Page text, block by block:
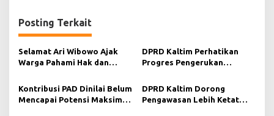
a
s
i
p
o
s
Posting Terkait
Selamat Ari Wibowo Ajak
Warga Pahami Hak dan
DPRD Kaltim Perhatikan
Progres Pengerukan
Kemenhub Memegang
Sebagian Besar Kewenangan
Kontribusi PAD Dinilai Belum
Mencapai Potensi Maksimal,
DPRD Kaltim Dorong
Pengawasan Lebih Ketat